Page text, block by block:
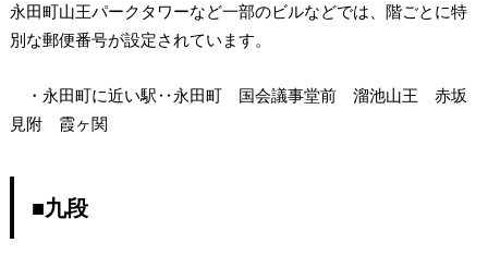
永田町山王パークタワーなど一部のビルなどでは、階ごとに特
別な郵便番号が設定されています。
・永田町に近い駅‥永田町 国会議事堂前 溜池山王 赤坂
見附 霞ヶ関
■九段